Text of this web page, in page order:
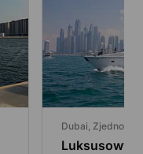
Dubai,
Luksusowy